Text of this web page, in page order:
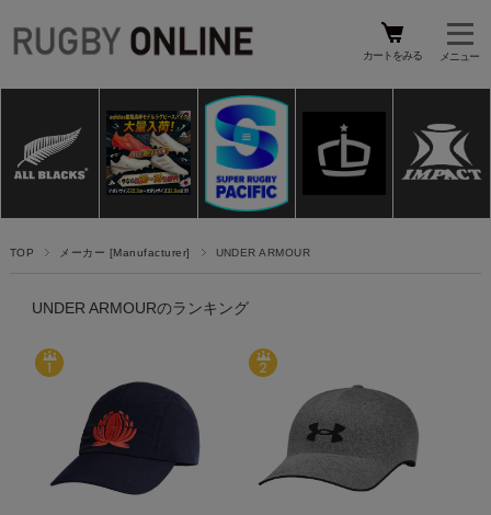
カートをみる
TOP メーカー [Manufacturer] UNDER ARMOUR
UNDER ARMOURのランキング